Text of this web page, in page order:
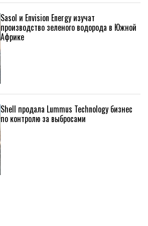
Sasol и Envision Energy изучат
производство зеленого водорода в Южной
Африке
Shell продала Lummus Technology бизнес
по контролю за выбросами